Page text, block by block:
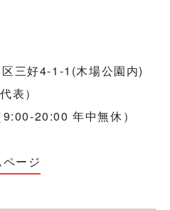
三好4-1-1(木場公園内)
表）
20:00 年中無休）
ージ